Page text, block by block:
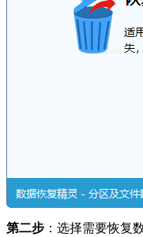
第二步 ：选择需要恢复